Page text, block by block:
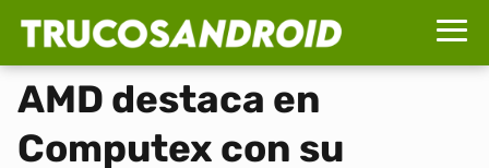
AMD destaca en
Computex con su